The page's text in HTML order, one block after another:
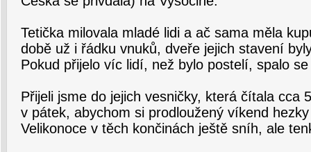
Tetička milovala mladé lidi a ač sama měla
době už i řádku vnuků, dveře jejich stavení
Pokud přijelo víc lidí, než bylo postelí, spalo
Přijeli jsme do jejich vesničky, která čítala cca
v pátek, abychom si prodloužený víkend
Velikonoce v těch končinách ještě sníh, ale